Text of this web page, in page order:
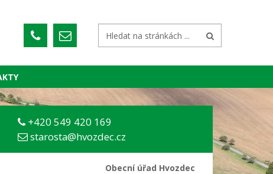
+420 549 420 169
starosta@hvozdec.cz
Obecní úřad Hvozdec